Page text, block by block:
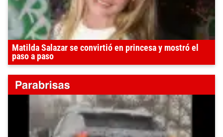
Matilda Salazar se convirtió en princesa y mostró el
paso a paso